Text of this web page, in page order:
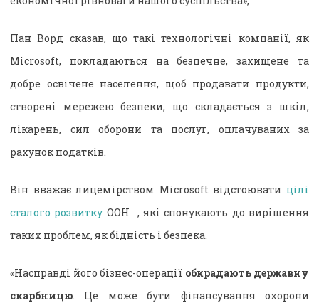
Пан Ворд сказав, що такі технологічні компанії, як
Microsoft, покладаються на безпечне, захищене та
добре освічене населення, щоб продавати продукти,
створені мережею безпеки, що складається з шкіл,
лікарень, сил оборони та послуг, оплачуваних за
рахунок податків.
Він вважає лицемірством Microsoft відстоювати цілі
сталого розвитку ООН , які спонукають до вирішення
таких проблем, як бідність і безпека.
«Насправді його бізнес-операції обкрадають державну
скарбницю. Це може бути фінансування охорони